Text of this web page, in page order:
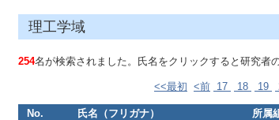
理工学域
254名が検索されました。氏名をクリックすると研究者
<<最初 <前 17 18 19
No. 氏名（フリガナ） 所属